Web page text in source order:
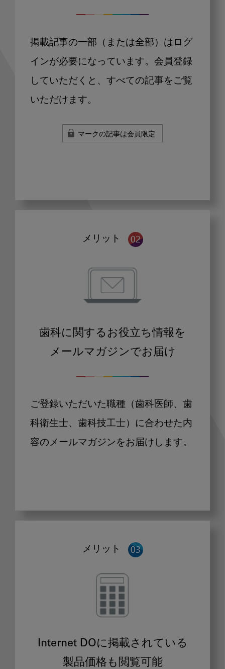
掲載記事の一部（または全部）はログ
インが必要になっています。会員登録
していただくと、すべての記事をご覧
いただけます。
マークの記事は会員限定
メリット
歯科に関するお役立ち情報を
メールマガジンでお届け
ご登録いただいた職種（歯科医師、歯
科衛生士、歯科技工士）に合わせた内
容のメールマガジンをお届けします。
メリット
Internet DOに掲載されている
製品価格も閲覧可能